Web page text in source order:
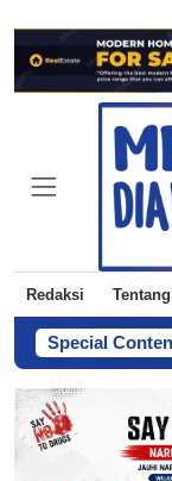
Redaksi
Special
ke Polisi-